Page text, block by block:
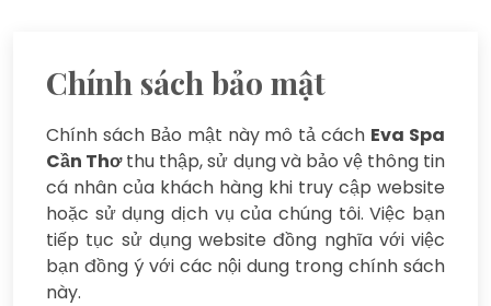
Chính sách bảo mật
Chính sách Bảo mật này mô tả cách Eva Spa
Cần Thơthu thập, sử dụng và bảo vệ thông tin
cá nhân của khách hàng khi truy cập website
hoặc sử dụng dịch vụ của chúng tôi. Việc bạn
tiếp tục sử dụng website đồng nghĩa với việc
bạn đồng ý với các nội dung trong chính sách
này.